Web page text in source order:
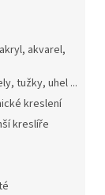
akvarel,
tužky, uhel ...
kreslení
kreslíře